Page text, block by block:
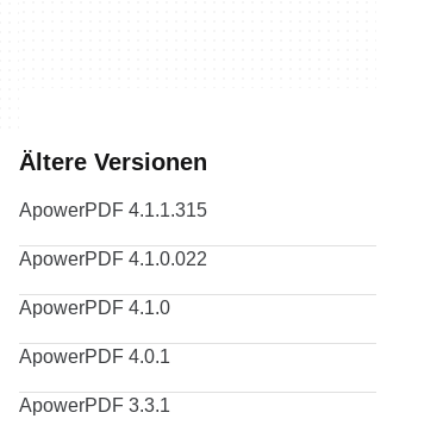
Ältere Versionen
ApowerPDF 4.1.1.315
ApowerPDF 4.1.0.022
ApowerPDF 4.1.0
ApowerPDF 4.0.1
ApowerPDF 3.3.1